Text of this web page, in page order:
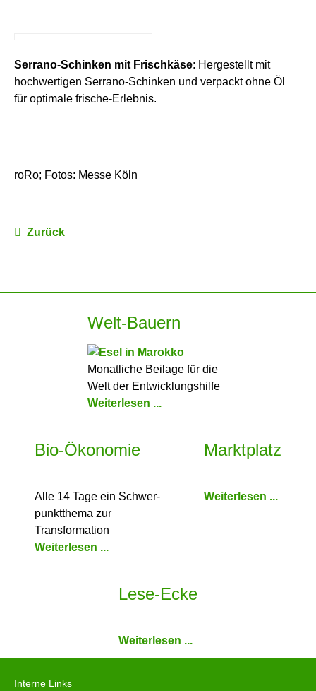
Serrano-Schinken mit Frischkäse: Hergestellt mit
hochwertigen Serrano-Schinken und verpackt ohne Öl
für optimale frische-Erlebnis.
roRo; Fotos: Messe Köln
Zurück
Welt-Bauern
Monatliche Beilage für die
Welt der Entwicklungshilfe
Weiterlesen ...
Bio-Ökonomie
Alle 14 Tage ein Schwer­
punkt­thema zur
Transformation
Weiterlesen ...
Marktplatz
Weiterlesen ...
Lese-Ecke
Weiterlesen ...
Interne Links